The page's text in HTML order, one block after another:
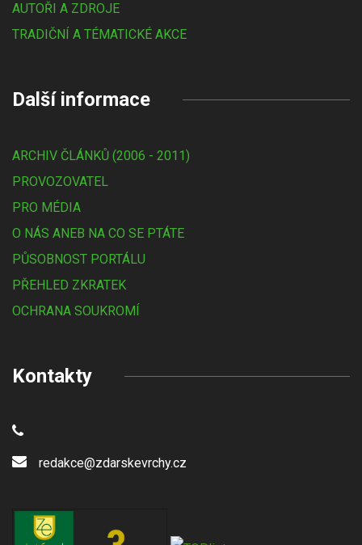
AUTOŘI A ZDROJE
TRADIČNÍ A TÉMATICKÉ AKCE
Další informace
ARCHIV ČLÁNKŮ (2006 - 2011)
PROVOZOVATEL
PRO MÉDIA
O NÁS ANEB NA CO SE PTÁTE
PŮSOBNOST PORTÁLU
PŘEHLED ZKRATEK
OCHRANA SOUKROMÍ
Kontakty
redakce@zdarskevrchy.cz